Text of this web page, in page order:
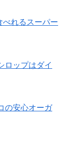
べれるスーパー
ロップはダイ
の安心オーガ